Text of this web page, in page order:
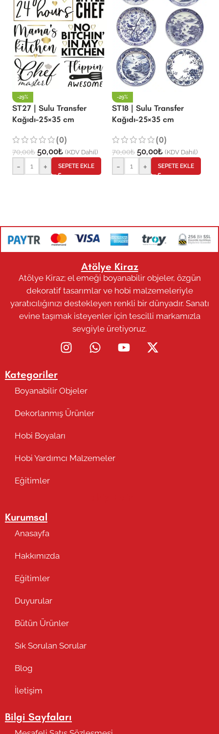
-29%
ST27 | Sulu Transfer
Kağıdı-25×35 cm
(0)
70,00₺ 50,00₺ (KDV Dahil)
- + SEPETE EKLE
-29%
ST18 | Sulu Transfer
Kağıdı-25×35 cm
(0)
70,00₺ 50,00₺ (KDV Dahil)
- + SEPETE EKLE
Atölye Kiraz
Atölye Kiraz; el emeği boyanabilir objeler, özgün
dekoratif tasarımlar ve hobi malzemeleriyle
yaratıcılığınızı destekleyen renkli bir dünyadır. Sanatı
evine taşımak isteyenler için tescilli markamızla
sevgiyle üretiyoruz.
Kategoriler
Boyanabilir Objeler
Dekorlanmış Ürünler
Hobi Boyaları
Hobi Yardımcı Malzemeler
Eğitimler
Kurumsal
Anasayfa
Hakkımızda
Eğitimler
Duyurular
Bütün Ürünler
Sık Sorulan Sorular
Blog
İletişim
Bilgi Sayfaları